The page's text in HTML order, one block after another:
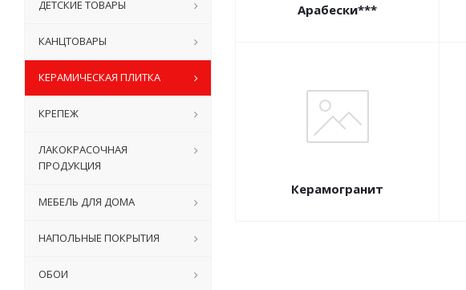
Арабески***
Керамогранит
ДЕТСКИЕ ТОВАРЫ
КАНЦТОВАРЫ
КЕРАМИЧЕСКАЯ ПЛИТКА
КРЕПЕЖ
ЛАКОКРАСОЧНАЯ
ПРОДУКЦИЯ
МЕБЕЛЬ ДЛЯ ДОМА
НАПОЛЬНЫЕ ПОКРЫТИЯ
ОБОИ